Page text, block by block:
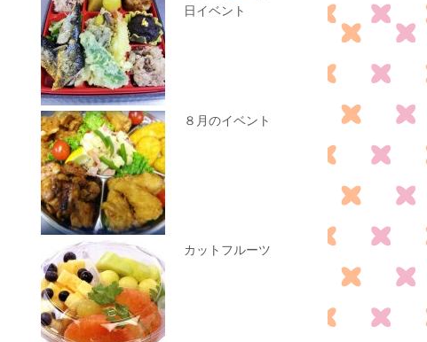
日イベント
８月のイベント
カットフルーツ